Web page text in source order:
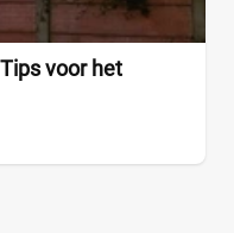
voor het